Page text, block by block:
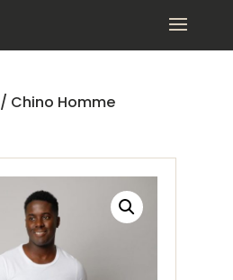
/ Chino Homme